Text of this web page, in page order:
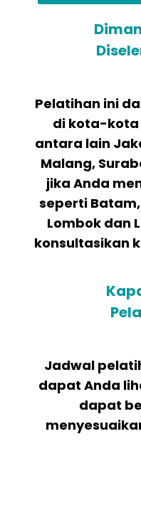
Pelatihan ini
di kota-kota
antara lain
Malang,
jika Anda
seperti
Lombok dan
konsultasikan
Jadwal
dapat Anda
dapat